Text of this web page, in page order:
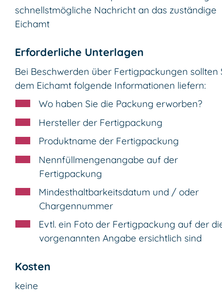
schnellstmögliche Nachricht an das zuständige
Eichamt
Erforderliche Unterlagen
Bei Beschwerden über Fertigpackungen sollten
dem Eichamt folgende Informationen liefern:
Wo haben Sie die Packung erworben?
Hersteller der Fertigpackung
Produktname der Fertigpackung
Nennfüllmengenangabe auf der
Fertigpackung
Mindesthaltbarkeitsdatum und / oder
Chargennummer
Evtl. ein Foto der Fertigpackung auf der
vorgenannten Angabe ersichtlich sind
Kosten
keine